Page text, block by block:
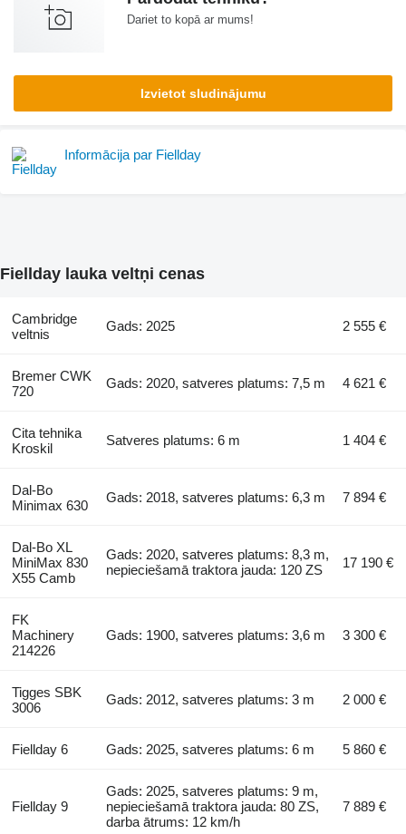
Dariet to kopā ar mums!
Izvietot sludinājumu
Informācija par Fiellday
Fiellday lauka veltņi cenas
Cambridge
veltnis
Gads: 2025 2 555 €
Bremer CWK
720
Gads: 2020, satveres platums: 7,5 m 4 621 €
Cita tehnika
Kroskil
Satveres platums: 6 m 1 404 €
Dal-Bo
Minimax 630
Gads: 2018, satveres platums: 6,3 m 7 894 €
Dal-Bo XL
MiniMax 830
X55 Camb
Gads: 2020, satveres platums: 8,3 m,
nepieciešamā traktora jauda: 120 ZS
17 190 €
FK
Machinery
214226
Gads: 1900, satveres platums: 3,6 m 3 300 €
Tigges SBK
3006
Gads: 2012, satveres platums: 3 m 2 000 €
Fiellday 6 Gads: 2025, satveres platums: 6 m 5 860 €
Fiellday 9
Gads: 2025, satveres platums: 9 m,
nepieciešamā traktora jauda: 80 ZS,
darba ātrums: 12 km/h
7 889 €